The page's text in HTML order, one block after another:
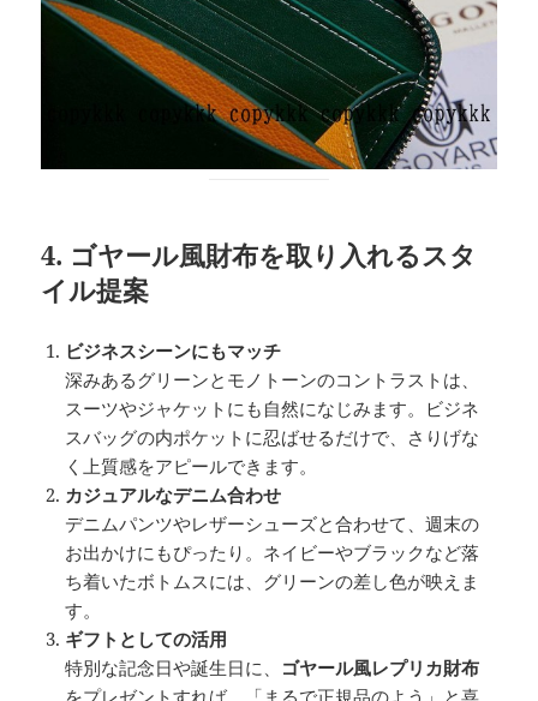
4. ゴヤール風財布を取り入れるスタ
イル提案
ビジネスシーンにもマッチ
深みあるグリーンとモノトーンのコントラストは、
スーツやジャケットにも自然になじみます。ビジネ
スバッグの内ポケットに忍ばせるだけで、さりげな
く上質感をアピールできます。
カジュアルなデニム合わせ
デニムパンツやレザーシューズと合わせて、週末の
お出かけにもぴったり。ネイビーやブラックなど落
ち着いたボトムスには、グリーンの差し色が映えま
す。
ギフトとしての活用
特別な記念日や誕生日に、 ゴヤール風レプリカ財布
をプレゼントすれば、「まるで正規品のよう」と喜